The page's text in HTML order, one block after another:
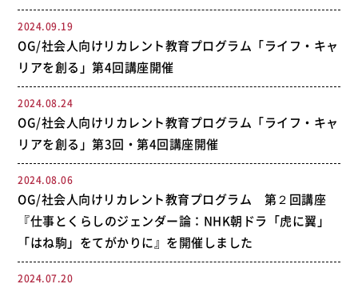
2024.09.19
OG/社会人向けリカレント教育プログラム「ライフ・キャ
リアを創る」第4回講座開催
2024.08.24
OG/社会人向けリカレント教育プログラム「ライフ・キャ
リアを創る」第3回・第4回講座開催
2024.08.06
OG/社会人向けリカレント教育プログラム 第２回講座
『仕事とくらしのジェンダー論：NHK朝ドラ「虎に翼」
「はね駒」をてがかりに』を開催しました
2024.07.20